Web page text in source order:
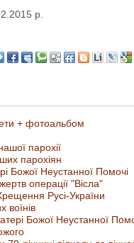
р.
+ фотоальбом
парохії
парохіян
Божої Неустанної Помочі
операції "Вісла"
Русі-України
воїнів
Божої Неустанної